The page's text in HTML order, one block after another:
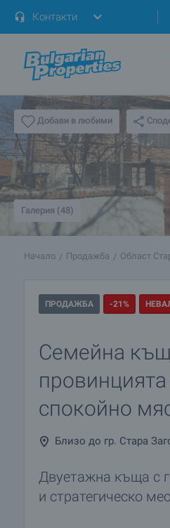
Контакти
Добави в любими
Галерия (48)
Начало Продажба Област
ПРОДАЖБА -21%
Семейна
спокойно
Близо до гр. Стара
Двуетажна къща с
и стратегическо